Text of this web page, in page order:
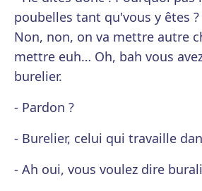
poubelles tant qu'vous y êtes ?
Non, non, on va mettre autre
mettre euh… Oh, bah vous
burelier.
- Pardon ?
- Burelier, celui qui travaille
- Ah oui, vous voulez dire